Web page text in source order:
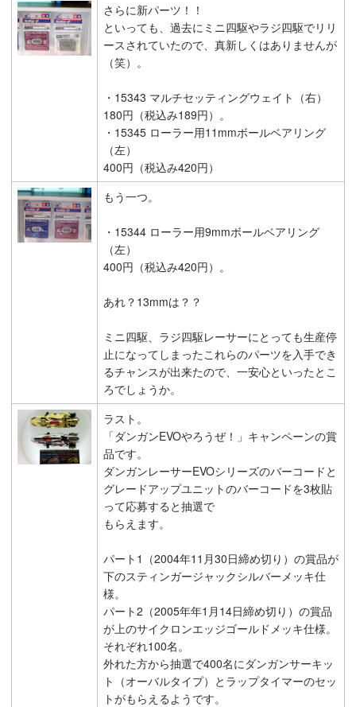
さらに新パーツ！！
といっても、過去にミニ四駆やラジ四駆でリリ
ースされていたので、真新しくはありませんが
（笑）。
・15343 マルチセッティングウェイト（右）
180円（税込み189円）。
・15345 ローラー用11mmボールベアリング
（左）
400円（税込み420円）
もう一つ。
・15344 ローラー用9mmボールベアリング
（左）
400円（税込み420円）。
あれ？13mmは？？
ミニ四駆、ラジ四駆レーサーにとっても生産停
止になってしまったこれらのパーツを入手でき
るチャンスが出来たので、一安心といったとこ
ろでしょうか。
ラスト。
「ダンガンEVOやろうぜ！」キャンペーンの賞
品です。
ダンガンレーサーEVOシリーズのバーコードと
グレードアップユニットのバーコードを3枚貼
って応募すると抽選で
もらえます。
パート1（2004年11月30日締め切り）の賞品が
下のスティンガージャックシルバーメッキ仕
様。
パート2（2005年年1月14日締め切り）の賞品
が上のサイクロンエッジゴールドメッキ仕様。
それぞれ100名。
外れた方から抽選で400名にダンガンサーキッ
ト（オーバルタイプ）とラップタイマーのセッ
トがもらえるようです。